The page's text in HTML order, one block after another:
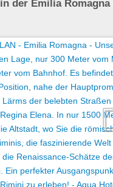
in der Emilia Romagna